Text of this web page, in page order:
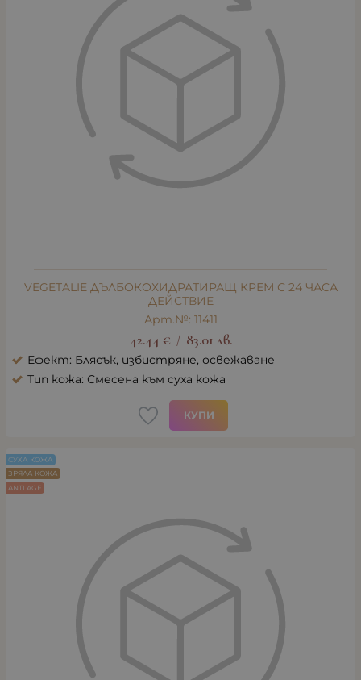
VEGETALIE ДЪЛБОКОХИДРАТИРАЩ КРЕМ С 24 ЧАСА
ДЕЙСТВИЕ
Арт.№: 11411
42.44 € / 83.01 лв.
Ефект: Блясък, избистряне, освежаване
Тип кожа: Смесена към суха кожа
КУПИ
СУХА КОЖА
ЗРЯЛА КОЖА
ANTI AGE